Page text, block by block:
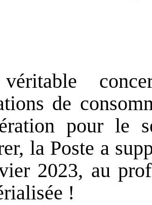
de
pour le
la Poste a
2023, au
!